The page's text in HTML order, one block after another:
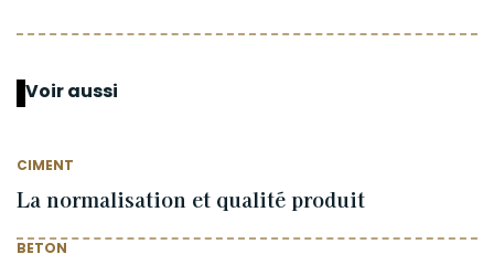
Voir aussi
CIMENT
La normalisation et qualité produit
BETON